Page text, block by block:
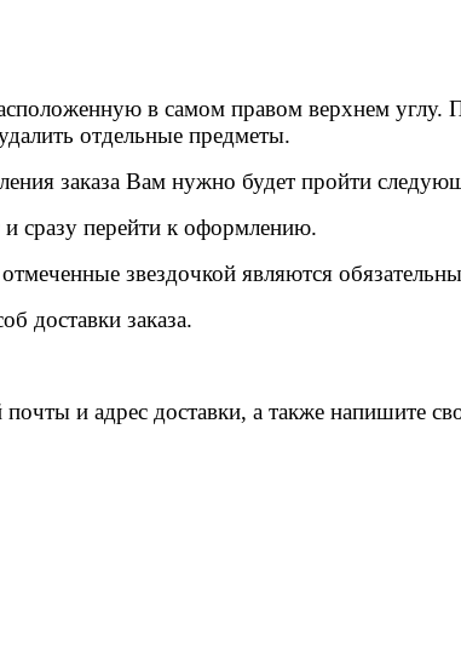
в самом правом верхнем углу.
отдельные предметы.
заказа Вам нужно будет пройти
и сразу перейти к оформлению.
звездочкой являются
доставки заказа.
и адрес доставки, а также напишите